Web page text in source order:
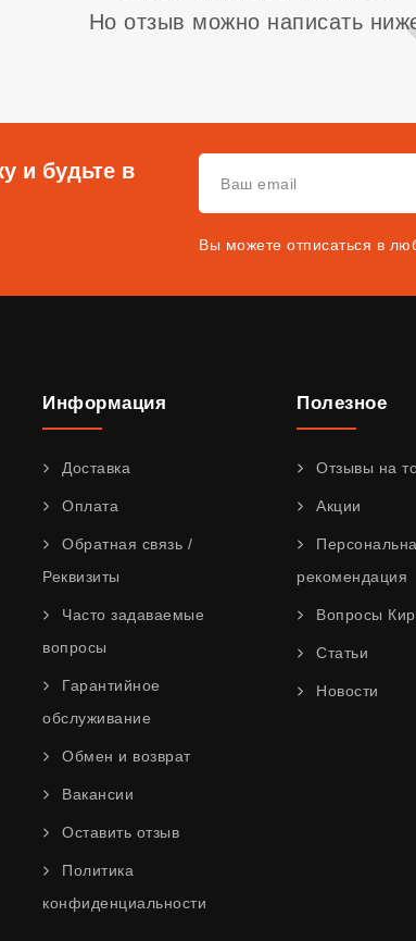
Но отзыв можно написать
и будьте в
Вы можете отписаться в
Информация
Доставка
Оплата
Обратная связь /
Реквизиты
Часто задаваемые
вопросы
Гарантийное
обслуживание
Обмен и возврат
Вакансии
Оставить отзыв
Политика
конфиденциальности
Полезное
Отзывы на
Акции
рекомендация
Вопросы
Статьи
Новости